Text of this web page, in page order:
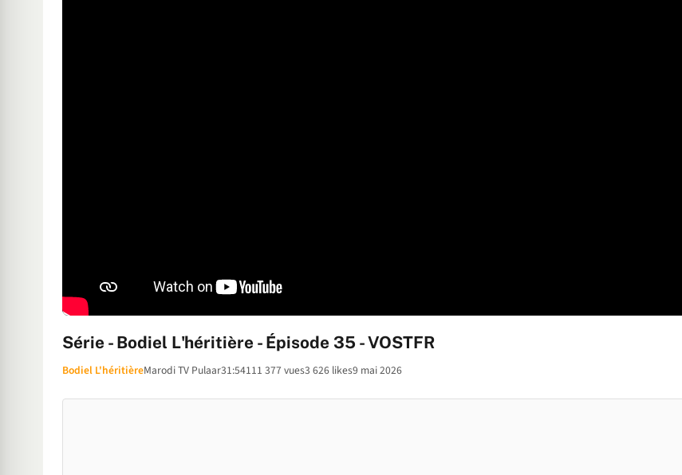
Série - Bodiel L'héritière - Épisode 35 - VOSTFR
Bodiel L'héritièreMarodi TV Pulaar31:54111 377 vues3 626 likes9 mai 2026